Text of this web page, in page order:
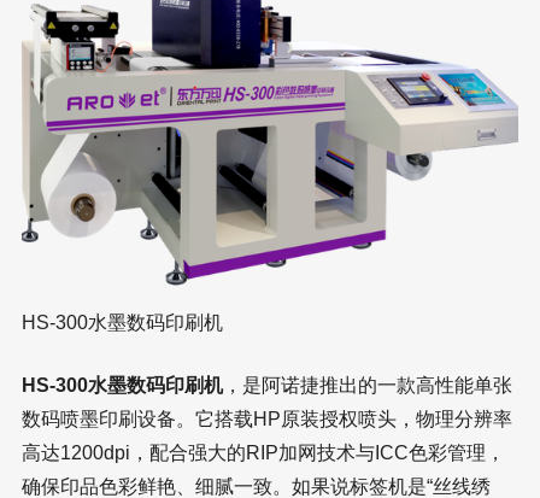
HS-300水墨数码印刷机
HS-300水墨数码印刷机，是阿诺捷推出的一款高性能单张
数码喷墨印刷设备。它搭载HP原装授权喷头，物理分辨率
高达1200dpi，配合强大的RIP加网技术与ICC色彩管理，
确保印品色彩鲜艳、细腻一致。如果说标签机是“丝线绣